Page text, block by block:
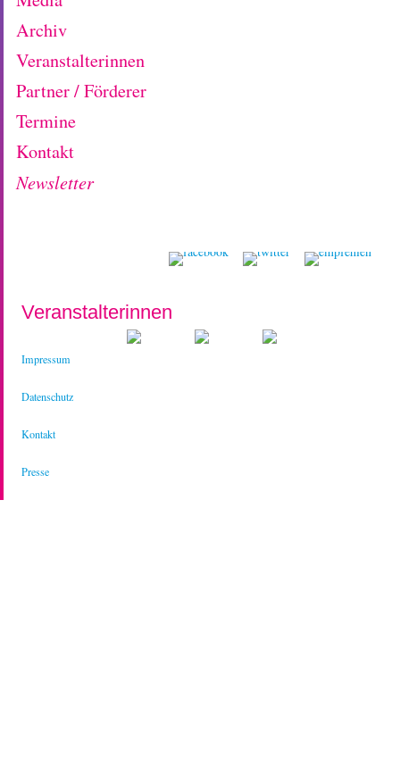
Archiv
Veranstalterinnen
Partner / Förderer
Termine
Kontakt
Newsletter
Veranstalterinnen
Impressum
Datenschutz
Kontakt
Presse